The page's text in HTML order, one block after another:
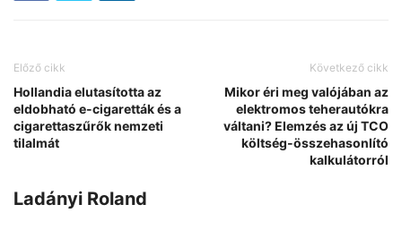
Előző cikk
Hollandia elutasította az
eldobható e-cigaretták és a
cigarettaszűrők nemzeti
tilalmát
Következő cikk
Mikor éri meg valójában az
elektromos teherautókra
váltani? Elemzés az új TCO
költség-összehasonlító
kalkulátorról
Ladányi Roland